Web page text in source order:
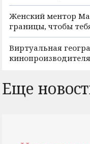
Женский ментор
границы, чтобы
Виртуальная
Еще